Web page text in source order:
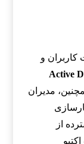
کاربران و
Active
مدیران
از